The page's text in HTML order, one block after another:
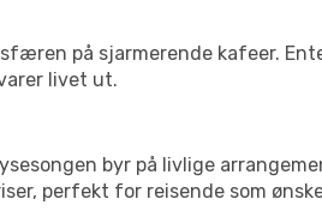
på sjarmerende kafeer.
livet ut.
byr på livlige
perfekt for reisende som